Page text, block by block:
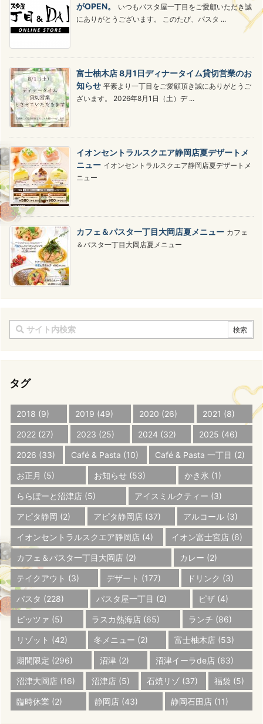
がOPEN。
いつもパスタ屋一丁目をご愛顧いただき誠
にありがとうございます。 このたび、パスタ ...
富士柚木店 8月1日ディナータイム貸切営業のお
知らせ 平素より一丁目をご愛顧頂き誠にありがとうご
ざいます。 2026年8月1日（土）デ ...
イオンセントラルスクエア静岡店夏デザートメ
ニュー イオンセントラルスクエア静岡店夏デザートメ
ニュー
カフェ＆パスタ一丁目大岡店夏メニュー カフェ
＆パスタ一丁目大岡店夏メニュー
タグ
2018 (9) 2019 (49) 2020 (26) 2021 (8)
2022 (27) 2023 (25) 2024 (32) 2025 (46)
2026 (33) Café & Pasta (10) Café & Pasta 一丁目 (2)
お正月 (5) お知らせ (53) かき氷 (1)
ららぽーと沼津店 (5) アイスミルクティー (3)
アピタ静岡 (2) アピタ静岡店 (37) アルコール (3)
イオンセントラルスクエア静岡店 (4) イオン富士宮店 (6)
カフェ＆パスタ一丁目大岡店 (2) カレー (2)
テイクアウト (3) デザート (177) ドリンク (3)
パスタ (228) パスタ屋一丁目 (2) ピザ (4)
ピッツァ (5) ラスカ熱海店 (65) ランチ (86)
リゾット (42) 冬メニュー (2) 富士柚木店 (53)
期間限定 (296) 沼津(2) 沼津イーラde店 (63)
沼津大岡店 (16) 沼津店 (5) 石焼リゾ(37) 福袋 (5)
臨時休業 (2) 静岡店 (43) 静岡石田店 (11)